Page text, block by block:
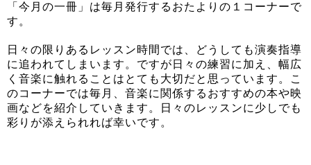
「今月の一冊」は毎月発行するおたよりの１コーナーで
す。
日々の限りあるレッスン時間では、どうしても演奏指導
に追われてしまいます。ですが日々の練習に加え、幅広
く音楽に触れることはとても大切だと思っています。こ
のコーナーでは毎月、音楽に関係するおすすめの本や映
画などを紹介していきます。日々のレッスンに少しでも
彩りが添えられれば幸いです。